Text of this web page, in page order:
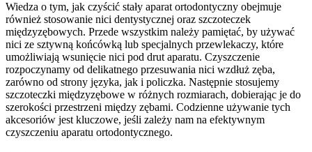
Wiedza o tym, jak czyścić stały aparat ortodontyczny obejmuje
również stosowanie nici dentystycznej oraz szczoteczek
międzyzębowych. Przede wszystkim należy pamiętać, by używać
nici ze sztywną końcówką lub specjalnych przewlekaczy, które
umożliwiają wsunięcie nici pod drut aparatu. Czyszczenie
rozpoczynamy od delikatnego przesuwania nici wzdłuż zęba,
zarówno od strony języka, jak i policzka. Następnie stosujemy
szczoteczki międzyzębowe w różnych rozmiarach, dobierając je do
szerokości przestrzeni między zębami. Codzienne używanie tych
akcesoriów jest kluczowe, jeśli zależy nam na efektywnym
czyszczeniu aparatu ortodontycznego.